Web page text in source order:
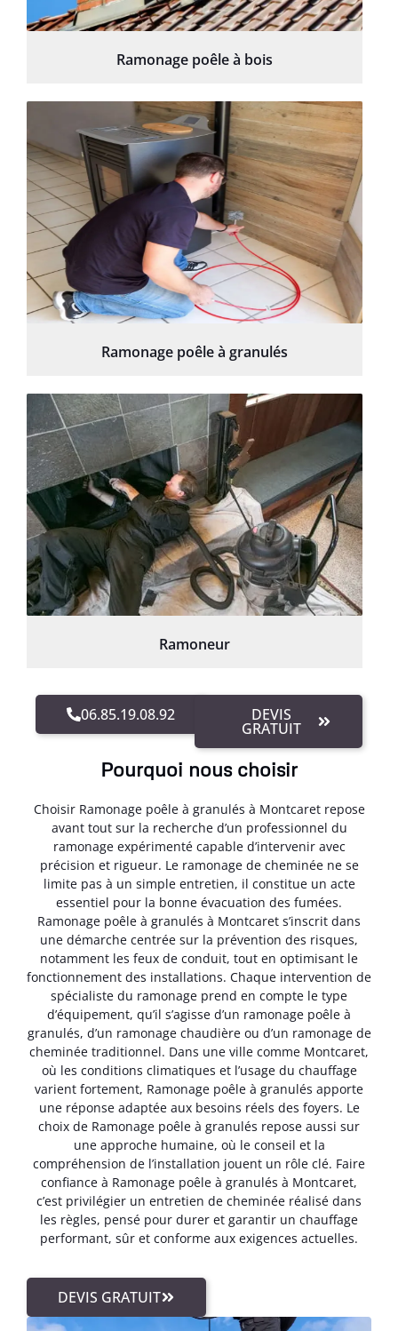
Ramonage poêle à bois
Ramonage poêle à granulés
Ramoneur
06.85.19.08.92 DEVIS
GRATUIT
Pourquoi nous choisir
Choisir Ramonage poêle à granulés à Montcaret repose
avant tout sur la recherche d’un professionnel du
ramonage expérimenté capable d’intervenir avec
précision et rigueur. Le ramonage de cheminée ne se
limite pas à un simple entretien, il constitue un acte
essentiel pour la bonne évacuation des fumées.
Ramonage poêle à granulés à Montcaret s’inscrit dans
une démarche centrée sur la prévention des risques,
notamment les feux de conduit, tout en optimisant le
fonctionnement des installations. Chaque intervention de
spécialiste du ramonage prend en compte le type
d’équipement, qu’il s’agisse d’un ramonage poêle à
granulés, d’un ramonage chaudière ou d’un ramonage de
cheminée traditionnel. Dans une ville comme Montcaret,
où les conditions climatiques et l’usage du chauffage
varient fortement, Ramonage poêle à granulés apporte
une réponse adaptée aux besoins réels des foyers. Le
choix de Ramonage poêle à granulés repose aussi sur
une approche humaine, où le conseil et la
compréhension de l’installation jouent un rôle clé. Faire
confiance à Ramonage poêle à granulés à Montcaret,
c’est privilégier un entretien de cheminée réalisé dans
les règles, pensé pour durer et garantir un chauffage
performant, sûr et conforme aux exigences actuelles.
DEVIS GRATUIT